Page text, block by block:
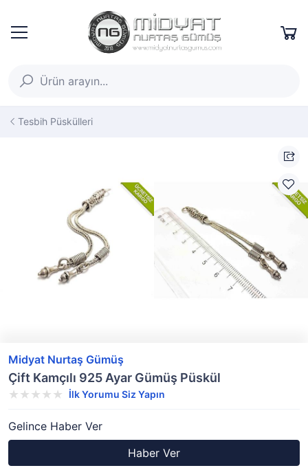
Tesbih Püskülleri
Midyat Nurtaş Gümüş
Çift Kamçılı 925 Ayar Gümüş Püskül
İlk Yorumu Siz Yapın
Gelince Haber Ver
Haber Ver